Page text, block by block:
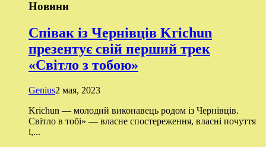
Новини
Співак із Чернівців Krichun
презентує свій перший трек
«Світло з тобою»
Genius2 мая, 2023
Krichun — молодий виконавець родом із Чернівців.
Світло в тобі» — власне спостереження, власні почуття
і,...